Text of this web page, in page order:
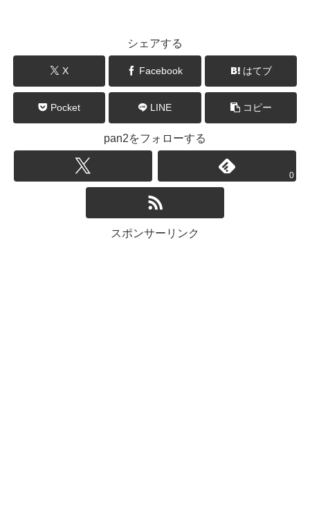
シェアする
X Facebook はてブ
Pocket LINE コピー
pan2をフォローする
0
スポンサーリンク